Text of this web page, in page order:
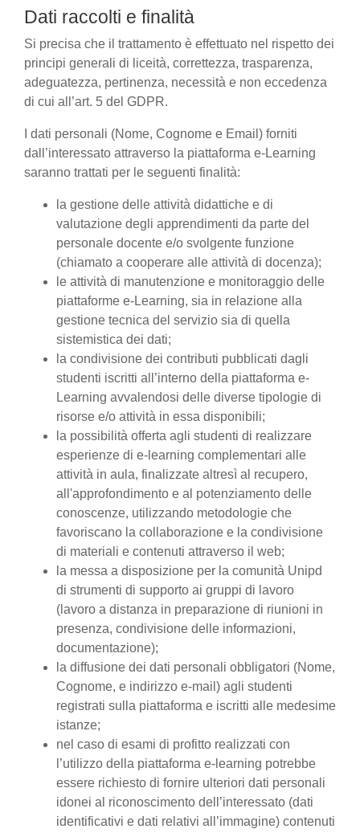
Dati raccolti e finalità
Si precisa che il trattamento è effettuato nel rispetto dei
principi generali di liceità, correttezza, trasparenza,
adeguatezza, pertinenza, necessità e non eccedenza
di cui all’art. 5 del GDPR.
I dati personali (Nome, Cognome e Email) forniti
dall’interessato attraverso la piattaforma e-Learning
saranno trattati per le seguenti finalità:
la gestione delle attività didattiche e di
valutazione degli apprendimenti da parte del
personale docente e/o svolgente funzione
(chiamato a cooperare alle attività di docenza);
le attività di manutenzione e monitoraggio delle
piattaforme e-Learning, sia in relazione alla
gestione tecnica del servizio sia di quella
sistemistica dei dati;
la condivisione dei contributi pubblicati dagli
studenti iscritti all’interno della piattaforma e-
Learning avvalendosi delle diverse tipologie di
risorse e/o attività in essa disponibili;
la possibilità offerta agli studenti di realizzare
esperienze di e-learning complementari alle
attività in aula, finalizzate altresì al recupero,
all'approfondimento e al potenziamento delle
conoscenze, utilizzando metodologie che
favoriscano la collaborazione e la condivisione
di materiali e contenuti attraverso il web;
la messa a disposizione per la comunità Unipd
di strumenti di supporto ai gruppi di lavoro
(lavoro a distanza in preparazione di riunioni in
presenza, condivisione delle informazioni,
documentazione);
la diffusione dei dati personali obbligatori (Nome,
Cognome, e indirizzo e-mail) agli studenti
registrati sulla piattaforma e iscritti alle medesime
istanze;
nel caso di esami di profitto realizzati con
l’utilizzo della piattaforma e-learning potrebbe
essere richiesto di fornire ulteriori dati personali
idonei al riconoscimento dell’interessato (dati
identificativi e dati relativi all’immagine) contenuti